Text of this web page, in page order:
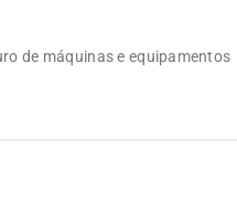
de máquinas e equipamentos